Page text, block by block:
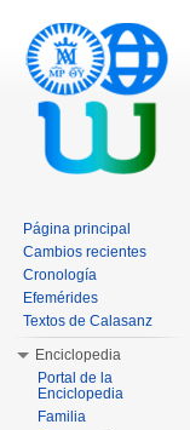
Página principal
Cambios recientes
Cronología
Efemérides
Textos de Calasanz
Enciclopedia
Portal de la
Enciclopedia
Familia